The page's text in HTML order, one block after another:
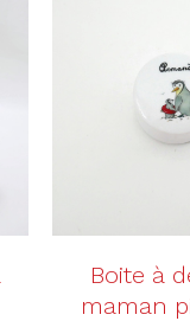
AJOUTER
Boite à
maman